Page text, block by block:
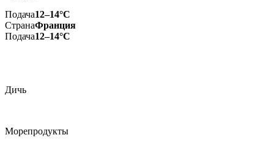
Подача12–14°С
СтранаФранция
Подача12–14°С
Дичь
Морепродукты